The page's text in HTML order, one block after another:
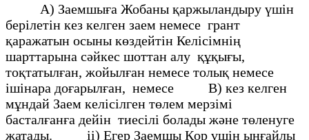
А) Заемшыға Жобаны қаржыландыру үшiн
берiлетiн кез келген заем немесе грант
қаражатын осыны көздейтiн Келiсiмнiң
шарттарына сәйкес шоттан алу құқығы,
тоқтатылған, жойылған немесе толық немесе
iшiнара доғарылған, немесе В) кез келген
мұндай Заем келiсiлген төлем мерзiмi
басталғанға дейiн тиесiлi болады және төленуге
жатады. іі) Егер Заемшы Қор үшiн ыңғайлы